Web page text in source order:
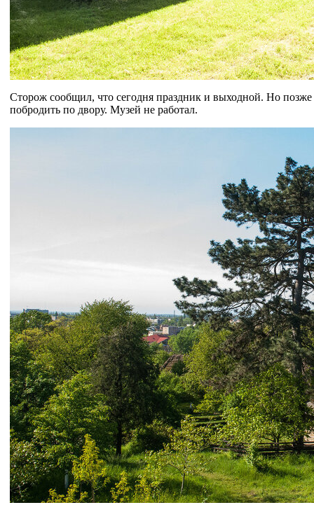
Сторож сообщил, что сегодня праздник и выходной. Но
побродить по двору. Музей не работал.